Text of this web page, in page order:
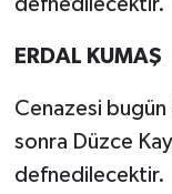
ERDAL KUMAŞ
Cenazesi bugün
sonra Düzce
defnedilecektir.